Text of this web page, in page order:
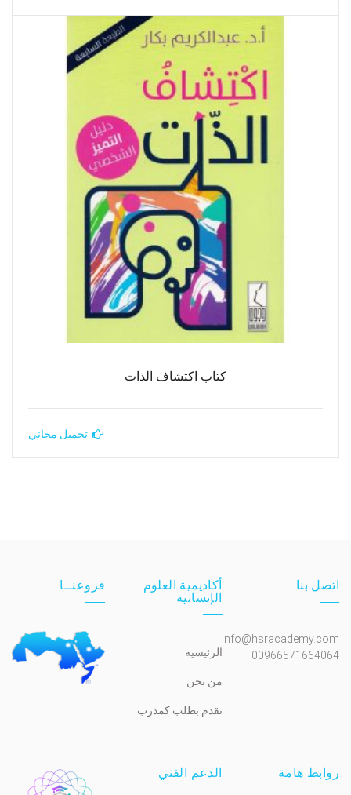
كتاب اكتشاف الذات
تحميل مجاني
اتصل بنا
Info@hsracademy.com
00966571664064
أكاديمية العلوم
الإنسانية
الرئيسية
من نحن
تقدم بطلب كمدرب
فروعنــا
روابط هامة الدعم الفني